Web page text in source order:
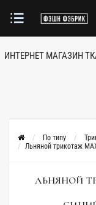
ИНТЕРНЕТ МАГАЗИН
По типу
Льняной трикотаж
ЛЬНЯНОЙ